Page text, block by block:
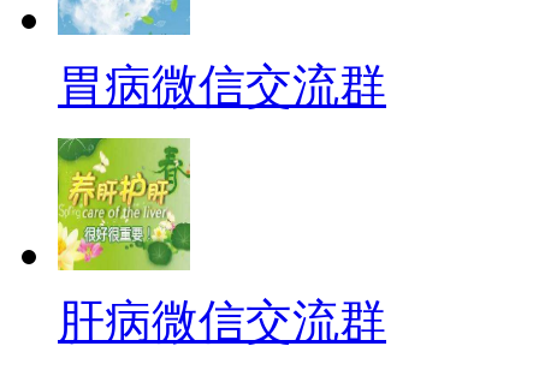
胃病微信交流群
肝病微信交流群